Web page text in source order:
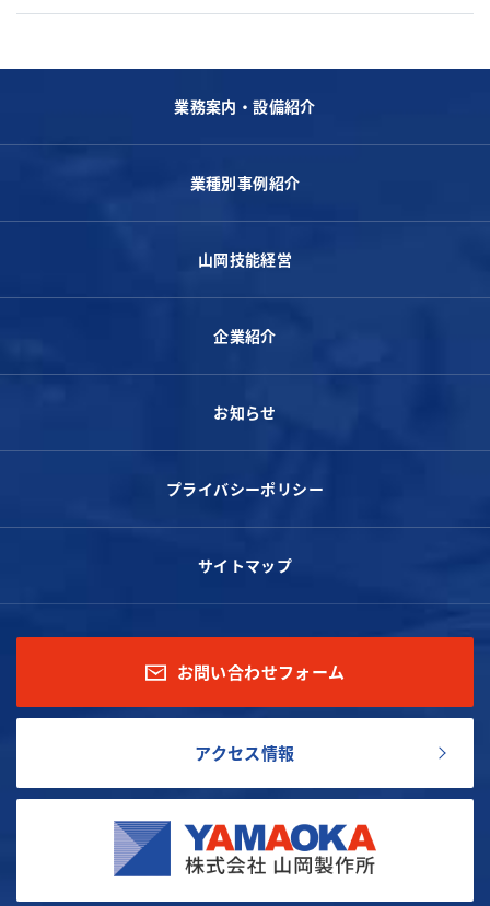
業務案内・設備紹介
業種別事例紹介
山岡技能経営
企業紹介
お知らせ
プライバシーポリシー
サイトマップ
お問い合わせフォーム
アクセス情報